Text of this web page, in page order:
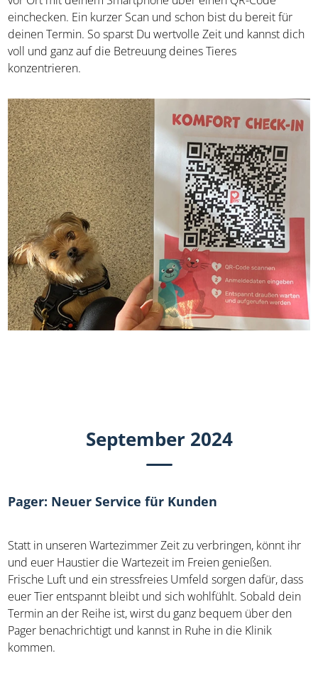
einchecken. Ein kurzer Scan und schon bist du bereit für
deinen Termin. So sparst Du wertvolle Zeit und kannst dich
voll und ganz auf die Betreuung deines Tieres
konzentrieren.
September 2024
Pager: Neuer Service für Kunden
Statt in unseren Wartezimmer Zeit zu verbringen, könnt ihr
und euer Haustier die Wartezeit im Freien genießen.
Frische Luft und ein stressfreies Umfeld sorgen dafür, dass
euer Tier entspannt bleibt und sich wohlfühlt. Sobald dein
Termin an der Reihe ist, wirst du ganz bequem über den
Pager benachrichtigt und kannst in Ruhe in die Klinik
kommen.